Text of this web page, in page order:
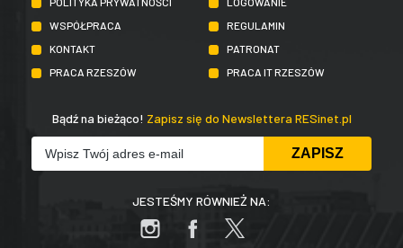
WSPÓŁPRACA
REGULAMIN
KONTAKT
PATRONAT
PRACA RZESZÓW
PRACA IT RZESZÓW
Bądź na bieżąco! Zapisz się do Newslettera RESinet.pl
JESTEŚMY RÓWNIEŻ NA: